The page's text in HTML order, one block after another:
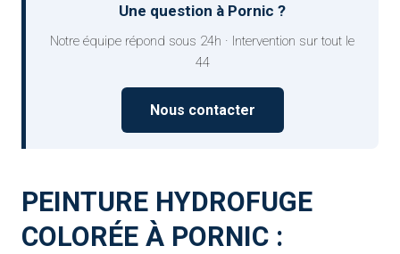
Une question à Pornic ?
Notre équipe répond sous 24h · Intervention sur tout le
44
Nous contacter
PEINTURE HYDROFUGE
COLORÉE À PORNIC :